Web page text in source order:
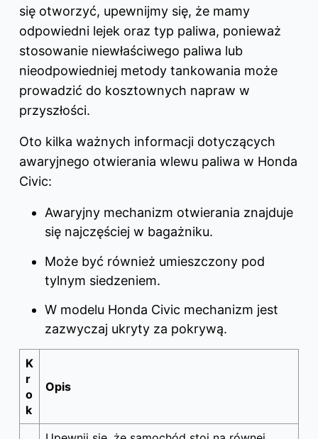
się otworzyć, upewnijmy się, że mamy
odpowiedni lejek oraz typ paliwa, ponieważ
stosowanie niewłaściwego paliwa lub
nieodpowiedniej metody tankowania może
prowadzić do kosztownych napraw w
przyszłości.
Oto kilka ważnych informacji dotyczących
awaryjnego otwierania wlewu paliwa w Honda
Civic:
Awaryjny mechanizm otwierania znajduje
się najczęściej w bagażniku.
Może być również umieszczony pod
tylnym siedzeniem.
W modelu Honda Civic mechanizm jest
zazwyczaj ukryty za pokrywą.
K
r
o
k
Opis